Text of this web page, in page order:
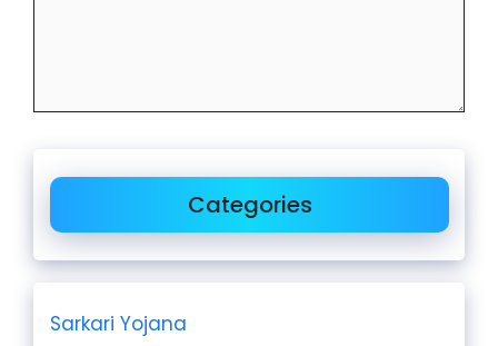
Categories
Sarkari Yojana